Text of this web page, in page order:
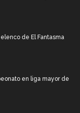
de El Fantasma
en liga mayor de